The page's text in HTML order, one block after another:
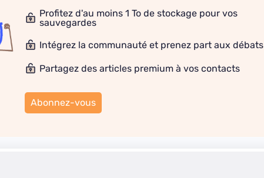
Profitez d'au moins 1 To de stockage pour vos
sauvegardes
Intégrez la communauté et prenez part aux débats
Partagez des articles premium à vos contacts
Abonnez-vous